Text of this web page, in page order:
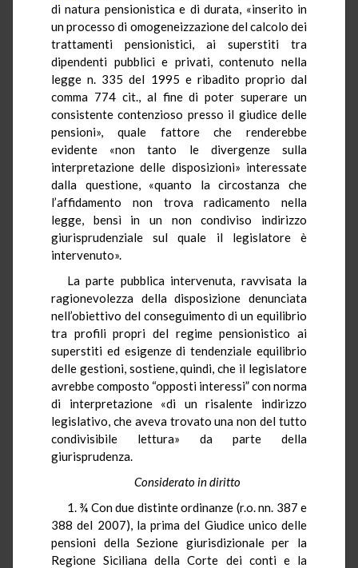
di natura pensionistica e di durata, «inserito in
un processo di omogeneizzazione del calcolo dei
trattamenti pensionistici, ai superstiti tra
dipendenti pubblici e privati, contenuto nella
legge n. 335 del 1995 e ribadito proprio dal
comma 774 cit., al fine di poter superare un
consistente contenzioso presso il giudice delle
pensioni», quale fattore che renderebbe
evidente «non tanto le divergenze sulla
interpretazione delle disposizioni» interessate
dalla questione, «quanto la circostanza che
l’affidamento non trova radicamento nella
legge, bensì in un non condiviso indirizzo
giurisprudenziale sul quale il legislatore è
intervenuto».
La parte pubblica intervenuta, ravvisata la
ragionevolezza della disposizione denunciata
nell’obiettivo del conseguimento di un equilibrio
tra profili propri del regime pensionistico ai
superstiti ed esigenze di tendenziale equilibrio
delle gestioni, sostiene, quindi, che il legislatore
avrebbe composto “opposti interessi” con norma
di interpretazione «di un risalente indirizzo
legislativo, che aveva trovato una non del tutto
condivisibile lettura» da parte della
giurisprudenza.
Considerato in diritto
1. ¾ Con due distinte ordinanze (r.o. nn. 387 e
388 del 2007), la prima del Giudice unico delle
pensioni della Sezione giurisdizionale per la
Regione Siciliana della Corte dei conti e la